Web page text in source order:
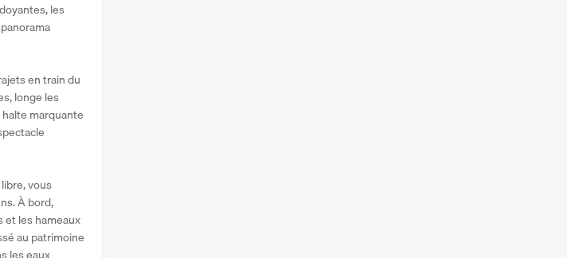
les
en train du
longe les
marquante
vous
À bord,
et les hameaux
au patrimoine